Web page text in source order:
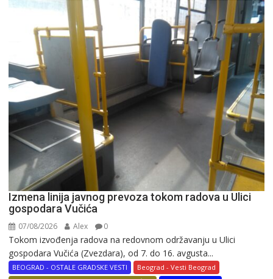
Izmena linija javnog prevoza tokom radova u Ulici
gospodara Vučića
07/08/2026 Alex 0
Tokom izvođenja radova na redovnom održavanju u Ulici
gospodara Vučića (Zvezdara), od 7. do 16. avgusta...
BEOGRAD - OSTALE GRADSKE VESTI
Beograd - Vesti Beograd